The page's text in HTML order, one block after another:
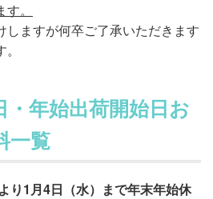
。
しますが何卒ご了承いただきます
・年始出荷開始日お
一覧
り1月4日（水）まで年末年始休